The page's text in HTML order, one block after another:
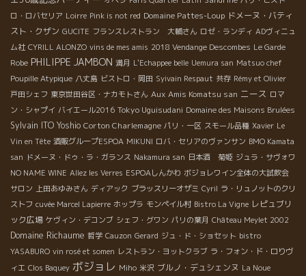
ロ・ロバセリア Loirre Pink is not red Domaine Pattes-Loup ドメーヌ・バティ
スト・クザン GUCITE フランスレストラン 大輔さん ロゼ・ランディ ADヴィニュ
ム社 CYRILL ALONZO vins de mes amis 2018 Vendange Descombes Le Garde
Robe PHILIPPE JAMBON 満月 L'Echappee belle Uemura san Matsuo chef
Poupille Atypique 八丈島 ビストロ・岡田 Syivain Respaut 共存 Rémy et Olivier
戸田シェフ 東京世田谷区・ナカモトさん Aux Amis Komatsu san ニース ロマ
ン・シャプイ バイエール2016 Tokyo Uguisudani Domaine des Maisons Brulées
Sylvain ITO Yoshio Corton Charlemagne パリ・一区 スモール品種 Xavier Le
Vin en Tête 酒販グループESPOA MIKUNI ロバ・セリアのヴァンサン BMO Kamata
san ドメーヌ・ドゥ・ラ・ガランス Nakamura san 日本酒 菊姫 ジュラ・サヴォワ
NO NAME WINE Allez les Verres ESPOAしんかわ ボジョレワイン全体の大試飲会
サロン
上田あゆみさん ディアック ブラッスリーオザミ Cyril ラ・リュノットのクリ
ストフ cuvée Marcel Lapierre ホップラ モンペイル村 Bistro La Vigne レピュブリ
ック広場 ケヴィン・デコンブ シェフ・グワン パリの葉月 Château Meylet 2002
Domaine Richaume 哲学 Cauzon Gerard ジュ・ド・ショセット bistro
YASABURO vin rosé et somen レストラン・ヨットクラブ ラ・フォン・ド・ロりヴ
ィエ Clos Baquey ボジョレ Miho 米沢 ブルノ・デュシェンヌ La Noue